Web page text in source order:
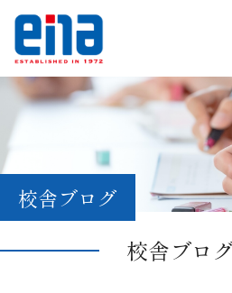
校舎ブログ
校舎ブロ